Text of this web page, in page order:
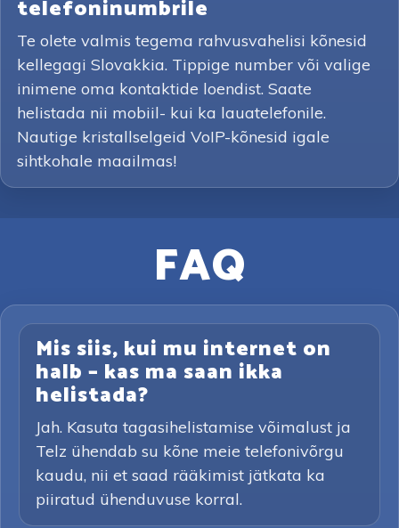
telefoninumbrile
Te olete valmis tegema rahvusvahelisi kõnesid
kellegagi Slovakkia. Tippige number või valige
inimene oma kontaktide loendist. Saate
helistada nii mobiil- kui ka lauatelefonile.
Nautige kristallselgeid VoIP-kõnesid igale
sihtkohale maailmas!
FAQ
Mis siis, kui mu internet on
halb – kas ma saan ikka
helistada?
Jah. Kasuta tagasihelistamise võimalust ja
Telz ühendab su kõne meie telefonivõrgu
kaudu, nii et saad rääkimist jätkata ka
piiratud ühenduvuse korral.